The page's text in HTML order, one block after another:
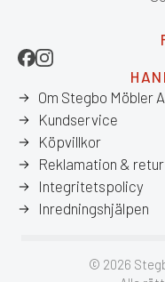
Om Stegbo Möbler
Kundservice
Köpvillkor
Reklamation & retur
Integritetspolicy
Inredningshjälpen
© 2026